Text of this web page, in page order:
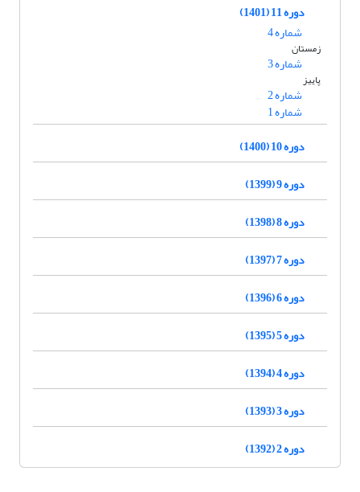
دوره 11 (1401)
شماره 4
زمستان
شماره 3
پاییز
شماره 2
شماره 1
دوره 10 (1400)
دوره 9 (1399)
دوره 8 (1398)
دوره 7 (1397)
دوره 6 (1396)
دوره 5 (1395)
دوره 4 (1394)
دوره 3 (1393)
دوره 2 (1392)